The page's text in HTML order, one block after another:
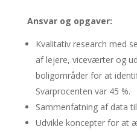
Ansvar og opgaver:
Kvalitativ research med
af lejere, viceværter og
boligområder for at
Svarprocenten var 45 %.
Sammenfatning af data
Udvikle koncepter for at